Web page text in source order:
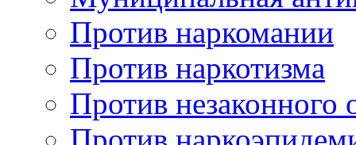
Против наркомании
Против наркотизма
Против незаконного